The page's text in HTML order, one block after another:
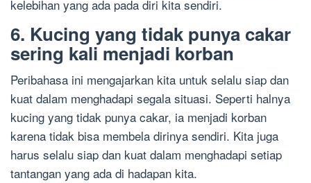
kelebihan yang ada pada diri kita sendiri.
6. Kucing yang tidak punya cakar
sering kali menjadi korban
Peribahasa ini mengajarkan kita untuk selalu siap dan
kuat dalam menghadapi segala situasi. Seperti halnya
kucing yang tidak punya cakar, ia menjadi korban
karena tidak bisa membela dirinya sendiri. Kita juga
harus selalu siap dan kuat dalam menghadapi setiap
tantangan yang ada di hadapan kita.